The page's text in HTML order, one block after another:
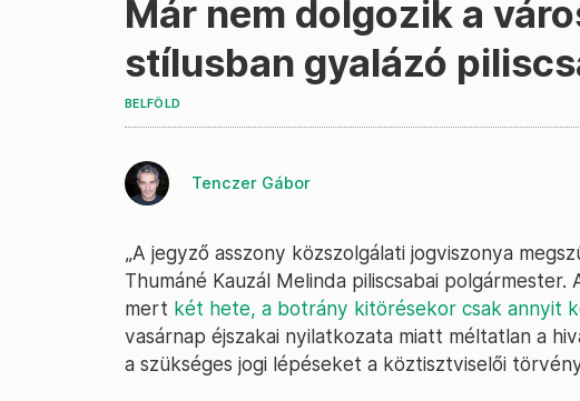
Már nem dolgozik a
stílusban gyalázó
BELFÖLD
Tenczer Gábor
„A jegyző asszony közszolgálati jogviszonya
Thumáné Kauzál Melinda piliscsabai
mert két hete, a botrány kitörésekor csak annyit
vasárnap éjszakai nyilatkozata miatt méltatlan a
a szükséges jogi lépéseket a köztisztviselői